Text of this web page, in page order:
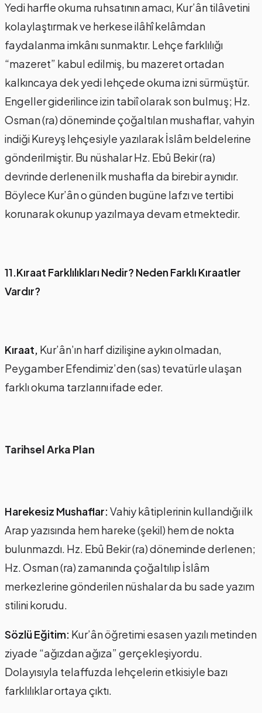
Yedi harfle okuma ruhsatının amacı, Kur’ân tilâvetini
kolaylaştırmak ve herkese ilâhî kelâmdan
faydalanma imkânı sunmaktır. Lehçe farklılığı
“mazeret” kabul edilmiş, bu mazeret ortadan
kalkıncaya dek yedi lehçede okuma izni sürmüştür.
Engeller giderilince izin tabiî olarak son bulmuş; Hz.
Osman (ra) döneminde çoğaltılan mushaflar, vahyin
indiği Kureyş lehçesiyle yazılarak İslâm beldelerine
gönderilmiştir. Bu nüshalar Hz. Ebû Bekir (ra)
devrinde derlenen ilk mushafla da birebir aynıdır.
Böylece Kur’ân o günden bugüne lafzı ve tertibi
korunarak okunup yazılmaya devam etmektedir.
11.Kıraat Farklılıkları Nedir? Neden Farklı Kıraatler
Vardır?
Kıraat, Kur’ân’ın harf dizilişine aykırı olmadan,
Peygamber Efendimiz’den (sas) tevatürle ulaşan
farklı okuma tarzlarını ifade eder.
Tarihsel Arka Plan
Harekesiz Mushaflar:Vahiy kâtiplerinin kullandığı ilk
Arap yazısında hem hareke (şekil) hem de nokta
bulunmazdı. Hz. Ebû Bekir (ra) döneminde derlenen;
Hz. Osman (ra) zamanında çoğaltılıp İslâm
merkezlerine gönderilen nüshalar da bu sade yazım
stilini korudu.
Sözlü Eğitim: Kur’ân öğretimi esasen yazılı metinden
ziyade “ağızdan ağıza” gerçekleşiyordu.
Dolayısıyla telaffuzda lehçelerin etkisiyle bazı
farklılıklar ortaya çıktı.